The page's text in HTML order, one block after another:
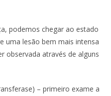
podemos chegar ao estado
uma lesão bem mais intensa
observada através de alguns
– primeiro exame a